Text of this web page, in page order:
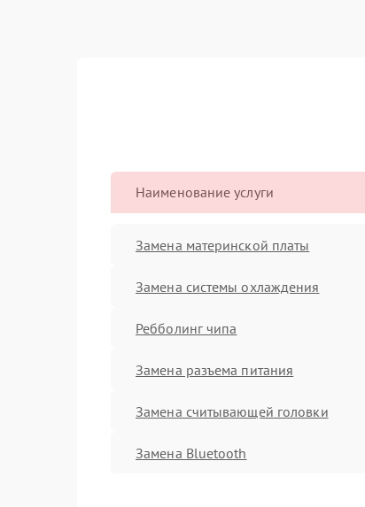
Наименование услуги
Замена материнской платы
Замена системы охлаждения
Ребболинг чипа
Замена разъема питания
Замена считывающей головки
Замена Bluetooth